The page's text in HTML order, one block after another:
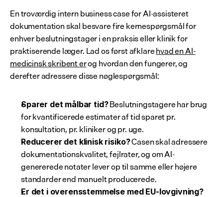
En troværdig intern business case for AI-assisteret
dokumentation skal besvare fire kernespørgsmål for
enhver beslutningstager i en praksis eller klinik for
praktiserende læger. Lad os først afklare hvad en AI-
medicinsk skribent er og hvordan den fungerer, og
derefter adressere disse nøglespørgsmål:
Sparer det målbar tid? Beslutningstagere har brug
for kvantificerede estimater af tid sparet pr.
konsultation, pr. kliniker og pr. uge.
Reducerer det klinisk risiko? Casen skal adressere
dokumentationskvalitet, fejlrater, og om AI-
genererede notater lever op til samme eller højere
standarder end manuelt producerede.
Er det i overensstemmelse med EU-lovgivning?